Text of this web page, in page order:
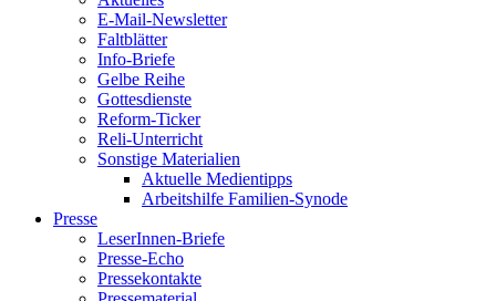
E-Mail-Newsletter
Faltblätter
Info-Briefe
Gelbe Reihe
Gottesdienste
Reform-Ticker
Reli-Unterricht
Sonstige Materialien
Aktuelle Medientipps
Arbeitshilfe Familien-Synode
Presse
LeserInnen-Briefe
Presse-Echo
Pressekontakte